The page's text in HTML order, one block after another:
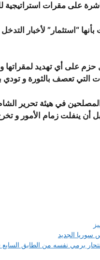
على مقرات استراتيجية
“استثمار” لأخبار
حزم على أي تهديد لمقراتها
التي تعصف بالثورة و
في هيئة تحرير
أن ينفلت زمام الأمور و
الجديد
برمي نفسه من الطابق